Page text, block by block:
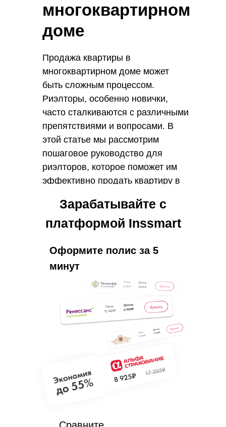
многоквартирном
доме
Продажа квартиры в
многоквартирном доме может
быть сложным процессом.
Риэлторы, особенно новички,
часто сталкиваются с различными
препятствиями и вопросами. В
этой статье мы рассмотрим
пошаговое руководство для
риэлторов, которое поможет им
эффективно продать квартиру в
Оформите полис за 5
минут
Зарабатывайте с
платформой Inssmart